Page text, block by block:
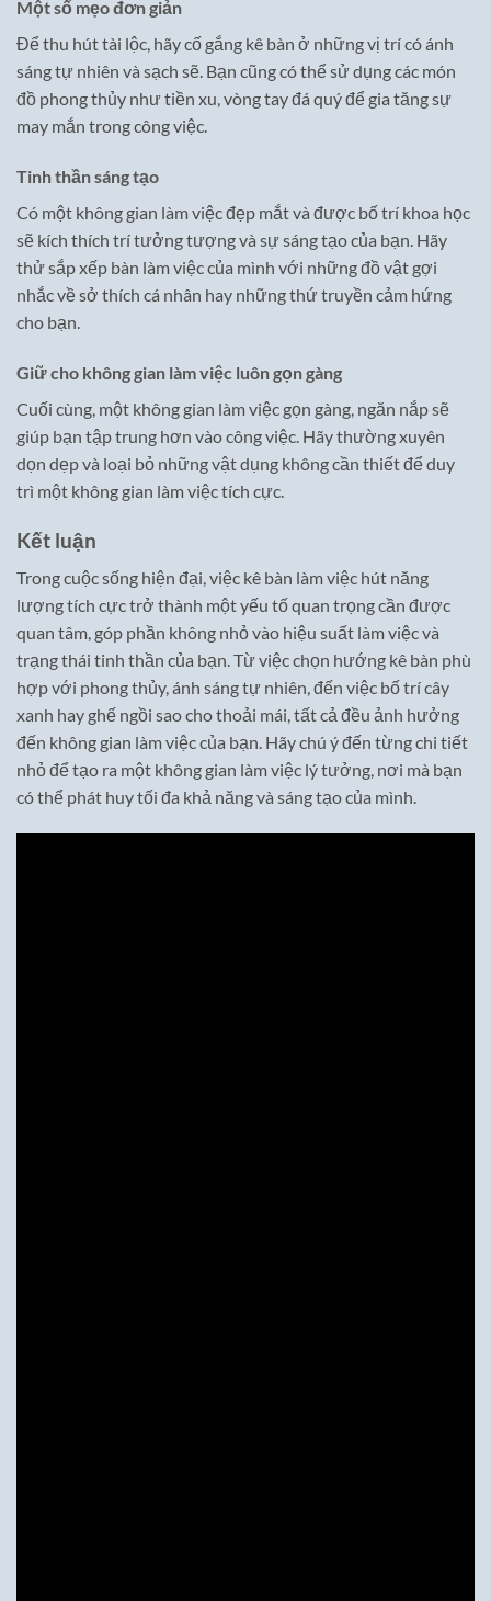
Một số mẹo đơn giản
Để thu hút tài lộc, hãy cố gắng kê bàn ở những vị trí có ánh
sáng tự nhiên và sạch sẽ. Bạn cũng có thể sử dụng các món
đồ phong thủy như tiền xu, vòng tay đá quý để gia tăng sự
may mắn trong công việc.
Tinh thần sáng tạo
Có một không gian làm việc đẹp mắt và được bố trí khoa học
sẽ kích thích trí tưởng tượng và sự sáng tạo của bạn. Hãy
thử sắp xếp bàn làm việc của mình với những đồ vật gợi
nhắc về sở thích cá nhân hay những thứ truyền cảm hứng
cho bạn.
Giữ cho không gian làm việc luôn gọn gàng
Cuối cùng, một không gian làm việc gọn gàng, ngăn nắp sẽ
giúp bạn tập trung hơn vào công việc. Hãy thường xuyên
dọn dẹp và loại bỏ những vật dụng không cần thiết để duy
trì một không gian làm việc tích cực.
Kết luận
Trong cuộc sống hiện đại, việc kê bàn làm việc hút năng
lượng tích cực trở thành một yếu tố quan trọng cần được
quan tâm, góp phần không nhỏ vào hiệu suất làm việc và
trạng thái tinh thần của bạn. Từ việc chọn hướng kê bàn phù
hợp với phong thủy, ánh sáng tự nhiên, đến việc bố trí cây
xanh hay ghế ngồi sao cho thoải mái, tất cả đều ảnh hưởng
đến không gian làm việc của bạn. Hãy chú ý đến từng chi tiết
nhỏ để tạo ra một không gian làm việc lý tưởng, nơi mà bạn
có thể phát huy tối đa khả năng và sáng tạo của mình.